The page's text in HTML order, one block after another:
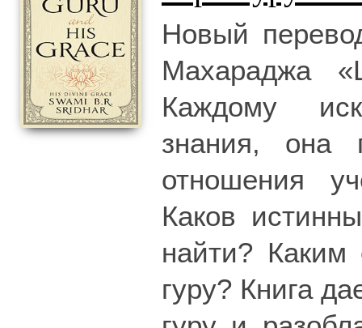
Новый
Махараджа
Каждому
знания, она
отношения
Каков
найти? Каким
гуру? Книга